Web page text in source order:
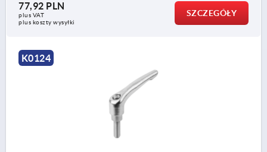
77,92 PLN
plus VAT
plus koszty wysyłki
SZCZEGÓŁY
K0124